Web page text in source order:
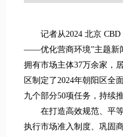
记者从2024 北京
——优化营商环境”主题新
拥有市场主体37万余家，
区制定了2024年朝阳区全
九个部分50项任务，持续
在打造高效规范、平
执行市场准入制度、巩固